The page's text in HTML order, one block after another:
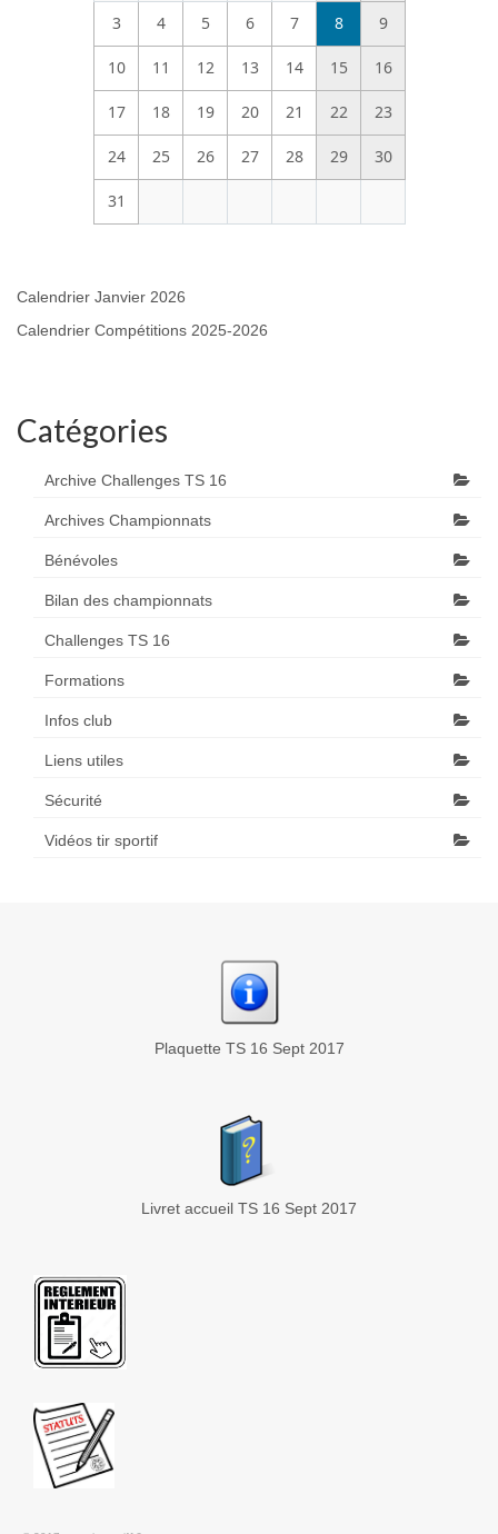
3 4 5 6 7 8 9
10 11 12 13 14 15 16
17 18 19 20 21 22 23
24 25 26 27 28 29 30
31
Calendrier Janvier 2026
Calendrier Compétitions 2025-2026
Catégories
Archive Challenges TS 16
Archives Championnats
Bénévoles
Bilan des championnats
Challenges TS 16
Formations
Infos club
Liens utiles
Sécurité
Vidéos tir sportif
Plaquette TS 16 Sept 2017
Livret accueil TS 16 Sept 2017